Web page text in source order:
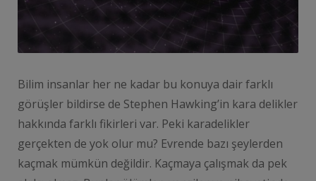
Bilim insanlar her ne kadar bu konuya dair farklı
görüşler bildirse de Stephen Hawking’in kara delikler
hakkında farklı fikirleri var. Peki karadelikler
gerçekten de yok olur mu? Evrende bazı şeylerden
kaçmak mümkün değildir. Kaçmaya çalışmak da pek